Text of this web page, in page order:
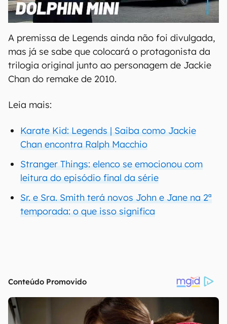
00:00/04:07
A premissa de Legends ainda não foi divulgada,
mas já se sabe que colocará o protagonista da
trilogia original junto ao personagem de Jackie
Chan do remake de 2010.
Leia mais:
Karate Kid: Legends | Saiba como Jackie
Chan encontra Ralph Macchio
Stranger Things: elenco se emocionou com
leitura do episódio final da série
Sr. e Sra. Smith terá novos John e Jane na 2ª
temporada: o que isso significa